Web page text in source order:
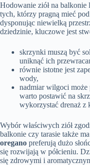
Hodowanie ziół na balkonie
tych, którzy pragną mieć
dysponując niewielką
dziedzinie, kluczowe jest
skrzynki muszą być
uniknąć ich
równie istotne jest
wody,
nadmiar wilgoci
warto postawić na
wykorzystać drenaż z
Wybór właściwych ziół
balkonie czy tarasie także
oregano preferują dużo
się rozwijają w półcieniu.
się zdrowymi i